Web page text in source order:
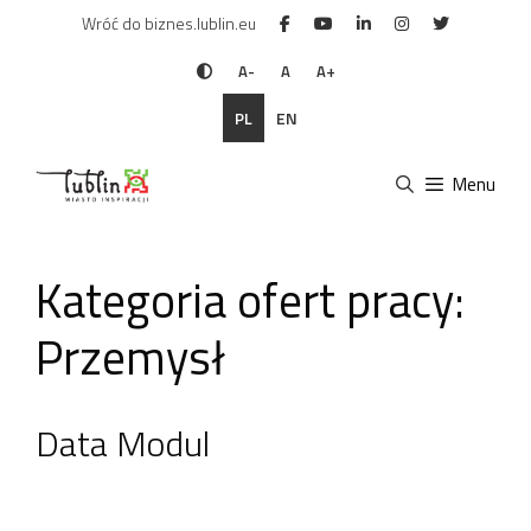
Wróć do biznes.lublin.eu
A- A A+
PL EN
Menu
Kategoria ofert pracy:
Przemysł
Data Modul